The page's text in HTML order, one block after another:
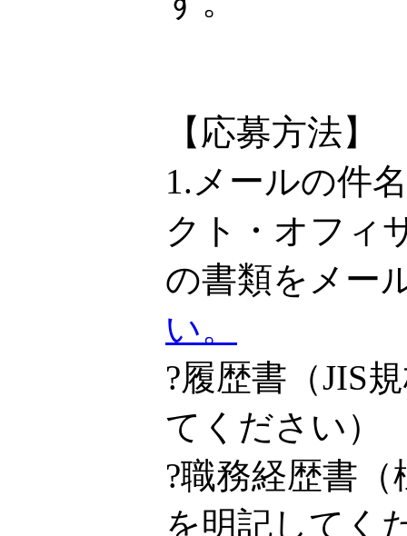
【応募方法】
1.メールの件
クト・オフィ
の書類をメー
い。
?履歴書（JIS
てください）
?職務経歴書
を明記してく